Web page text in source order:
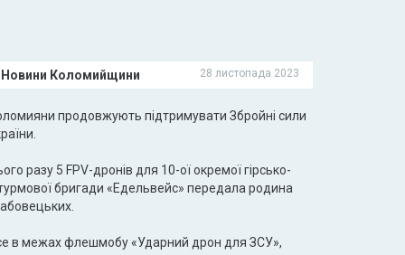
Новини Коломийщини 28 листопада 2023
продовжують підтримувати Збройні сили
разу 5 FPV-дронів для 10-ої окремої гірсько-
бригади «Едельвейс» передала родина
в межах флешмобу «Ударний дрон для ЗСУ»,